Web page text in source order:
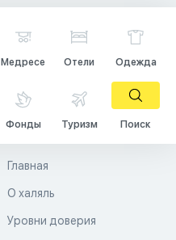
Медресе Отели Одежда
Фонды Туризм Поиск
Главная
О халяль
Уровни доверия